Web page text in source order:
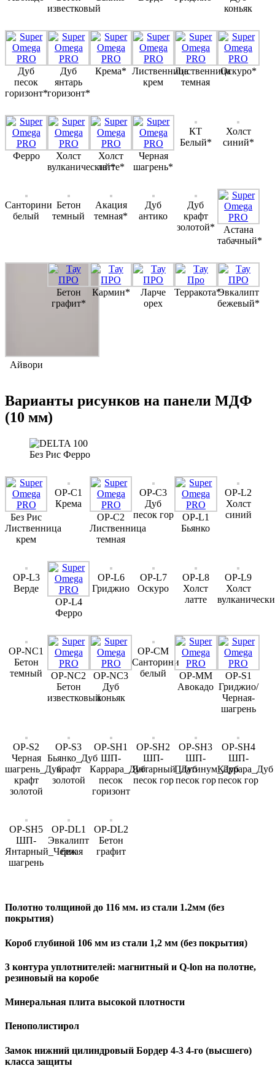
известковый
коньяк
Дуб
песок
горизонт*
Дуб
янтарь
горизонт*
Крема*
Лиственница
крем
Лиственница
темная
Оскуро*
Ферро
Холст
вулканический*
Холст
латте*
Черная
шагрень*
КТ
Белый*
Холст
синий*
Санторини
белый
Бетон
темный
Акация
темная*
Дуб
антико
Дуб
крафт
золотой*
Астана
табачный*
Айвори
Бетон
графит*
Кармин*
Ларче
орех
Терракота*Эвкалипт
бежевый*
Варианты рисунков на панели МДФ
(10 мм)
Без Рис Ферро
Без Рис
Лиственница
крем
OP-C1
Крема
OP-C2
Лиственница
темная
OP-C3
Дуб
песок гор
OP-L1
Бьянко
OP-L2
Холст
синий
OP-L3
Верде
OP-L4
Ферро
OP-L6
Гриджио
OP-L7
Оскуро
OP-L8
Холст
латте
OP-L9
Холст
OP-NC1
Бетон
темный
OP-NC2
Бетон
известковый
OP-NC3
Дуб
коньяк
OP-CM
Санторини
белый
OP-MM
Авокадо
OP-S1
Гриджио/
Черная-
шагрень
OP-S2
Черная
шагрень_Дуб
крафт
золотой
OP-S3
Бьянко_Дуб
крафт
золотой
OP-SH1
ШП-
Каррара_Дуб
песок
горизонт
OP-SH2
ШП-
Янтарный_Дуб
песок гор
OP-SH3
ШП-
Платинум_Дуб
песок гор
OP-SH4
ШП-
Каррара_Дуб
песок гор
OP-SH5
ШП-
Янтарный_Черная
шагрень
OP-DL1
Эвкалипт
беж
OP-DL2
Бетон
графит
Полотно толщиной до 116 мм. из стали 1.2мм (без
покрытия)
Короб глубиной 106 мм из стали 1,2 мм (без покрытия)
3 контура уплотнителей: магнитный и Q-lon на полотне,
резиновый на коробе
Минеральная плита высокой плотности
Пенополистирол
Замок нижний цилиндровый Бордер 4-3 4-го (высшего)
класса защиты